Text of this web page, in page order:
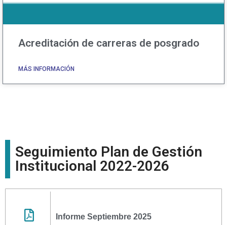
Acreditación de carreras de posgrado
MÁS INFORMACIÓN
Seguimiento Plan de Gestión
Institucional 2022-2026
Informe Septiembre 2025